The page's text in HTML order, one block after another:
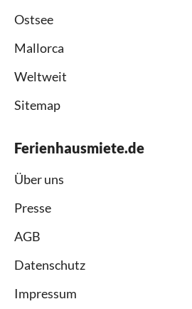
Ostsee
Mallorca
Weltweit
Sitemap
Ferienhausmiete.de
Über uns
Presse
AGB
Datenschutz
Impressum